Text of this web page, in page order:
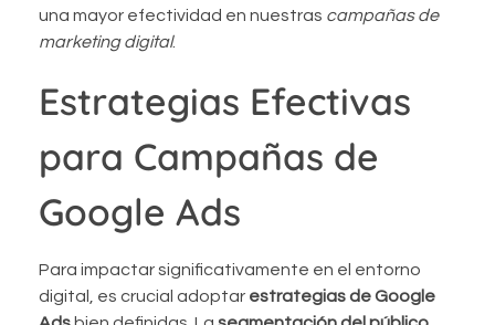
una mayor efectividad en nuestras campañas de
marketing digital.
Estrategias Efectivas
para Campañas de
Google Ads
Para impactar significativamente en el entorno
digital, es crucial adoptar estrategias de Google